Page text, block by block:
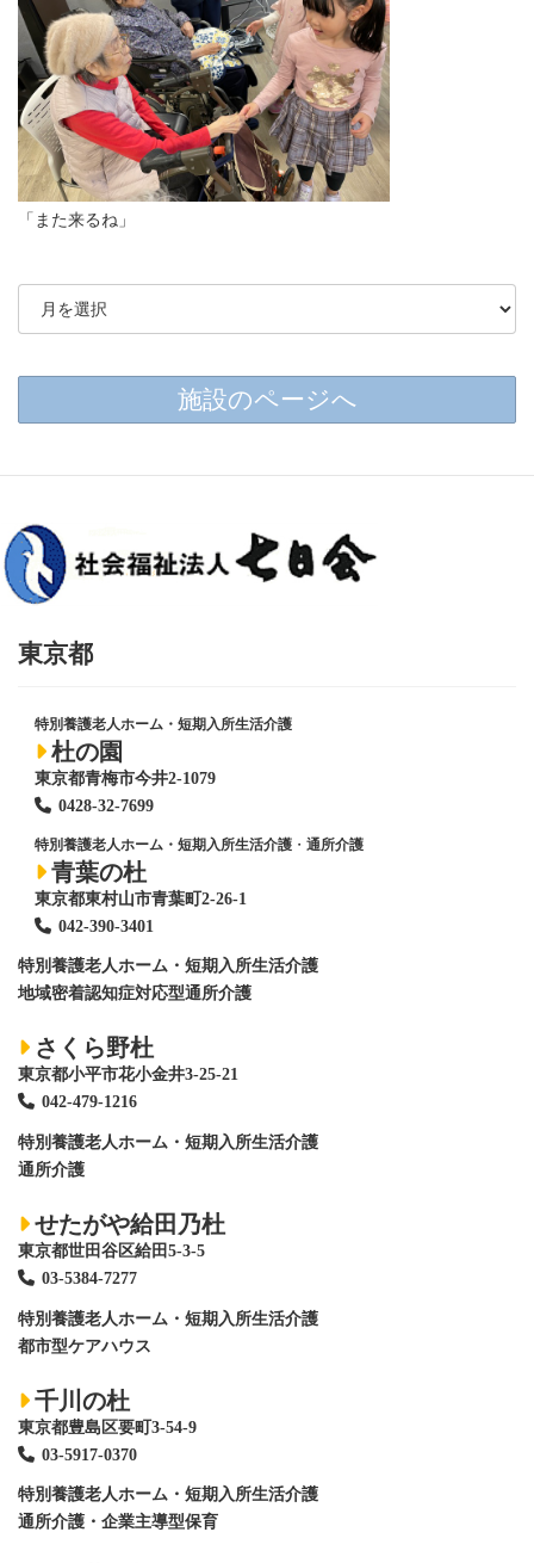
「また来るね」
施設のページへ
東京都
特別養護老人ホーム・短期入所生活介護
杜の園
東京都青梅市今井2-1079
0428-32-7699
特別養護老人ホーム・短期入所生活介護 ・ 通所介護
青葉の杜
東京都東村山市青葉町2-26-1
042-390-3401
特別養護老人ホーム ・短期入所生活介護
地域密着認知症対応型通所介護
さくら野杜
東京都小平市花小金井3-25-21
042-479-1216
特別養護老人ホーム ・短期入所生活介護
通所介護
せたがや給田乃杜
東京都世田谷区給田5-3-5
03-5384-7277
特別養護老人ホーム ・短期入所生活介護
都市型ケアハウス
千川の杜
東京都豊島区要町3-54-9
03-5917-0370
特別養護老人ホーム ・短期入所生活介護
通所介護・企業主導型保育